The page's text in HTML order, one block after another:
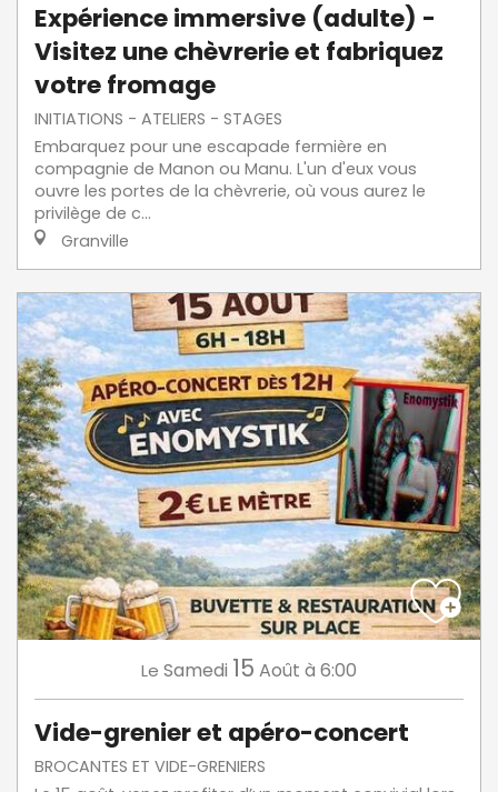
Expérience immersive (adulte) -
Visitez une chèvrerie et fabriquez
votre fromage
INITIATIONS - ATELIERS - STAGES
Embarquez pour une escapade fermière en
compagnie de Manon ou Manu. L'un d'eux vous
ouvre les portes de la chèvrerie, où vous aurez le
privilège de c...
Granville
Le Samedi 15 Août à 6:00
Vide-grenier et apéro-concert
BROCANTES ET VIDE-GRENIERS